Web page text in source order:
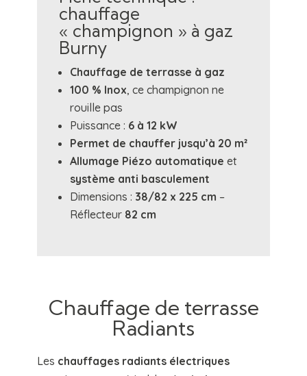
chauffage
« champignon » à gaz
Burny
Chauffage de terrasse à gaz
100 % Inox, ce champignon ne
rouille pas
Puissance : 6 à 12 kW
Permet de chauffer jusqu’à 20 m²
Allumage Piézo automatique et
système anti basculement
Dimensions : 38/82 x 225 cm –
Réflecteur 82 cm
Chauffage de terrasse
Radiants
Les chauffages radiants électriques